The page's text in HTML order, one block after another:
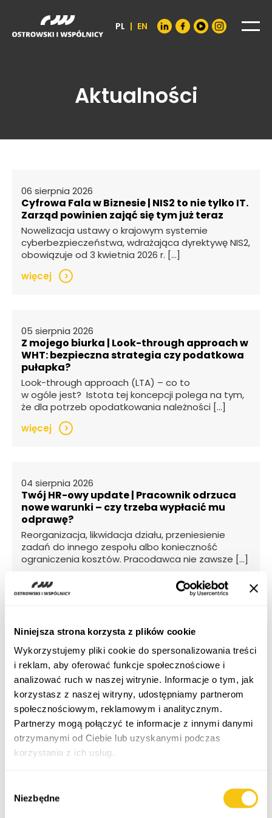
Niniejsza strona korzysta z plików cookie
Wykorzystujemy pliki cookie do spersonalizowania treści
i reklam, aby oferować funkcje społecznościowe i
analizować ruch w naszej witrynie. Informacje o tym, jak
korzystasz z naszej witryny, udostępniamy partnerom
społecznościowym, reklamowym i analitycznym.
Partnerzy mogą połączyć te informacje z innymi danymi
otrzymanymi od Ciebie lub uzyskanymi podczas
korzystania z ich usług.
zgody
Niezbędne
PL | EN
Aktualności
06 sierpnia 2026
Cyfrowa Fala w Biznesie | NIS2 to nie tylko IT.
Zarząd powinien zająć się tym już teraz
Nowelizacja ustawy o krajowym systemie
cyberbezpieczeństwa, wdrażająca dyrektywę NIS2,
obowiązuje od 3 kwietnia 2026 r. […]
więcej
>
05 sierpnia 2026
Z mojego biurka | Look-through approach w
WHT: bezpieczna strategia czy podatkowa
pułapka?
Look-through approach (LTA) – co to
w ogóle jest? Istota tej koncepcji polega na tym,
że dla potrzeb opodatkowania należności […]
więcej
>
04 sierpnia 2026
Twój HR-owy update | Pracownik odrzuca
nowe warunki – czy trzeba wypłacić mu
odprawę?
Reorganizacja, likwidacja działu, przeniesienie
zadań do innego zespołu albo konieczność
ograniczenia kosztów. Pracodawca nie zawsze […]
więcej
29 lipca 2026
Z mojego biurka | Ryzyko „pozornego”
stosowania estońskiego CIT
Ryczałt od dochodów spółek daje realne korzyści,
ale niesie ryzyko jego pozornego stosowania
Estoński CIT […]
więcej
>
Cyfrowa Fala w Biznesie | Od 2 sierpnia 2026
r. nowe obowiązki w zakresie oznaczania